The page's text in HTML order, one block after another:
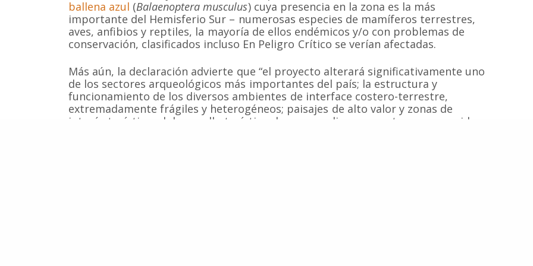
ballena azul (Balaenoptera musculus) cuya presencia en la zona es la más
importante del Hemisferio Sur – numerosas especies de mamíferos terrestres,
aves, anfibios y reptiles, la mayoría de ellos endémicos y/o con problemas de
conservación, clasificados incluso En Peligro Crítico se verían afectadas.
Más aún, la declaración advierte que “el proyecto alterará significativamente uno
de los sectores arqueológicos más importantes del país; la estructura y
funcionamiento de los diversos ambientes de interface costero-terrestre,
extremadamente frágiles y heterogéneos; paisajes de alto valor y zonas de
interés turístico; el desarrollo turístico de una amplia zona costera, reconocida
Fono-fax: (56 2) 228 2910
Contacto
Cetaceos de Chile
© 2020 Estudio Ajolote| Todos los derechos reservados.